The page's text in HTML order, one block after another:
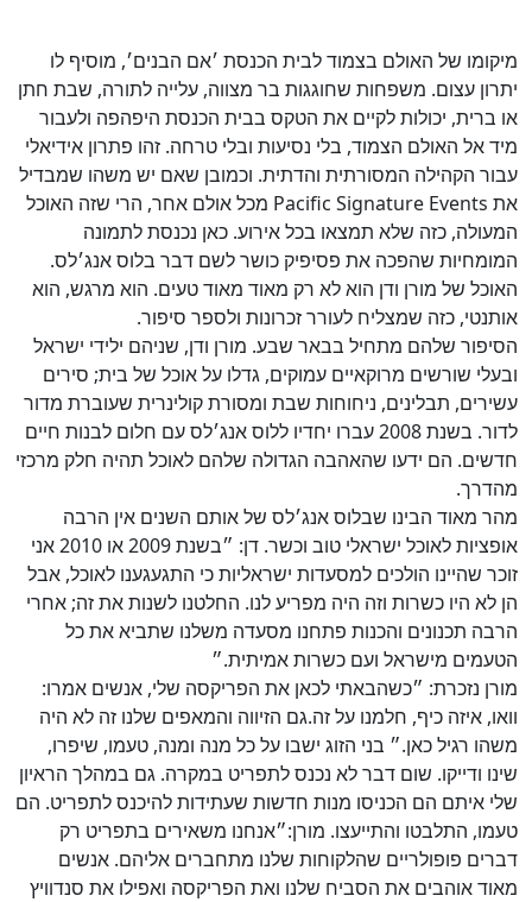
מיקומו של האולם בצמוד לבית הכנסת ׳אם הבנים׳, מוסיף לו
יתרון עצום. משפחות שחוגגות בר מצווה, עלייה לתורה, שבת חתן
או ברית, יכולות לקיים את הטקס בבית הכנסת היפהפה ולעבור
מיד אל האולם הצמוד, בלי נסיעות ובלי טרחה. זהו פתרון אידיאלי
עבור הקהילה המסורתית והדתית. וכמובן שאם יש משהו שמבדיל
את Pacific Signature Events מכל אולם אחר, הרי שזה האוכל
המעולה, כזה שלא תמצאו בכל אירוע. כאן נכנסת לתמונה
המומחיות שהפכה את פסיפיק כושר לשם דבר בלוס אנג׳לס.
האוכל של מורן ודן הוא לא רק מאוד מאוד טעים. הוא מרגש, הוא
אותנטי, כזה שמצליח לעורר זכרונות ולספר סיפור.
הסיפור שלהם מתחיל בבאר שבע. מורן ודן, שניהם ילידי ישראל
ובעלי שורשים מרוקאיים עמוקים, גדלו על אוכל של בית; סירים
עשירים, תבלינים, ניחוחות שבת ומסורת קולינרית שעוברת מדור
לדור. בשנת 2008 עברו יחדיו ללוס אנג׳לס עם חלום לבנות חיים
חדשים. הם ידעו שהאהבה הגדולה שלהם לאוכל תהיה חלק מרכזי
מהדרך.
מהר מאוד הבינו שבלוס אנג׳לס של אותם השנים אין הרבה
אופציות לאוכל ישראלי טוב וכשר. דן: ״בשנת 2009 או 2010 אני
זוכר שהיינו הולכים למסעדות ישראליות כי התגעגענו לאוכל, אבל
הן לא היו כשרות וזה היה מפריע לנו. החלטנו לשנות את זה; אחרי
הרבה תכנונים והכנות פתחנו מסעדה משלנו שתביא את כל
הטעמים מישראל ועם כשרות אמיתית.״
מורן נזכרת: ״כשהבאתי לכאן את הפריקסה שלי, אנשים אמרו:
וואו, איזה כיף, חלמנו על זה.גם הזיווה והמאפים שלנו זה לא היה
משהו רגיל כאן.״ בני הזוג ישבו על כל מנה ומנה, טעמו, שיפרו,
שינו ודייקו. שום דבר לא נכנס לתפריט במקרה. גם במהלך הראיון
שלי איתם הם הכניסו מנות חדשות שעתידות להיכנס לתפריט. הם
טעמו, התלבטו והתייעצו. מורן:״אנחנו משאירים בתפריט רק
דברים פופולריים שהלקוחות שלנו מתחברים אליהם. אנשים
מאוד אוהבים את הסביח שלנו ואת הפריקסה ואפילו את סנדוויץ